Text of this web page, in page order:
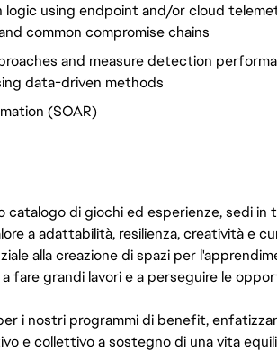
using endpoint and/or cloud
common compromise chains
and measure detection
data-driven methods
(SOAR)
catalogo di giochi ed esperienze, sedi
a adattabilità, resilienza, creatività e
alla creazione di spazi per
fare grandi lavori e a perseguire le
i nostri programmi di benefit,
e collettivo a sostegno di una vita